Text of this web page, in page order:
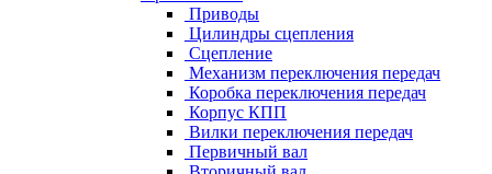
Приводы
Цилиндры сцепления
Сцепление
Механизм переключения передач
Коробка переключения передач
Корпус КПП
Вилки переключения передач
Первичный вал